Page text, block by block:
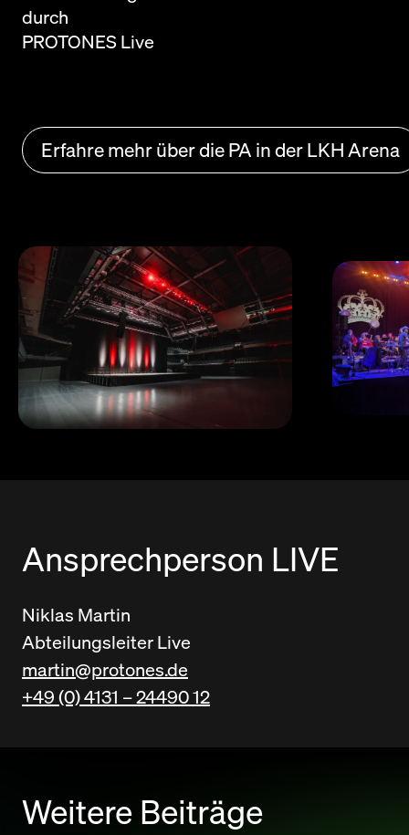
durch
PROTONES Live
Erfahre mehr über die PA in der LKH Arena
Ansprechperson LIVE
Niklas Martin
Abteilungsleiter Live
martin@protones.de
+49 (0) 4131 – 24490 12
Weitere Beiträge